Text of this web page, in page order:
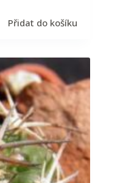
Přidat do košíku